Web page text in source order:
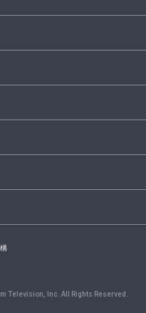
Television, Inc. All Rights Reserved.